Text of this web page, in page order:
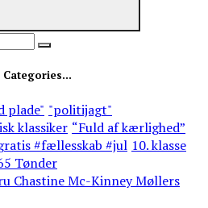
plade" "politijagt"
klassiker “Fuld af kærlighed”
#fællesskab #jul 10. klasse
Tønder
Chastine Mc-Kinney Møllers